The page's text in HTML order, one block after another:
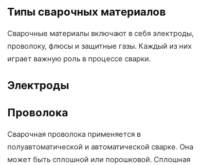
Типы сварочных материалов
Сварочные материалы включают в себя электроды,
проволоку, флюсы и защитные газы. Каждый из них
играет важную роль в процессе сварки.
Электроды
Проволока
Сварочная проволока применяется в
полуавтоматической и автоматической сварке. Она
может быть сплошной или порошковой. Сплошная